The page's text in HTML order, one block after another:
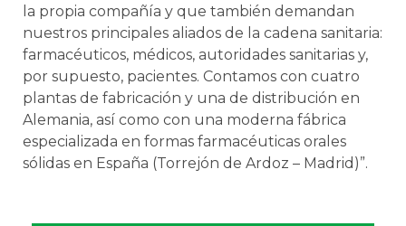
la propia compañía y que también demandan
nuestros principales aliados de la cadena sanitaria:
farmacéuticos, médicos, autoridades sanitarias y,
por supuesto, pacientes. Contamos con cuatro
plantas de fabricación y una de distribución en
Alemania, así como con una moderna fábrica
especializada en formas farmacéuticas orales
sólidas en España (Torrejón de Ardoz – Madrid)”.